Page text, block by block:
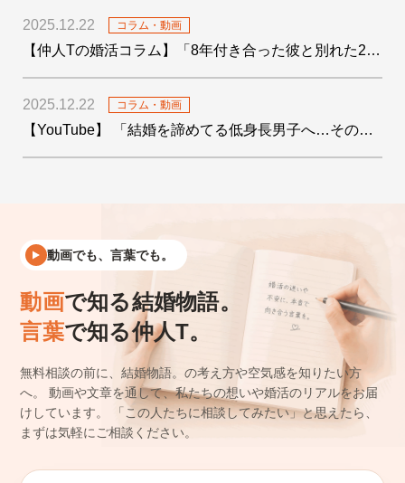
2025.12.22 コラム・動画
【仲人Tの婚活コラム】「8年付き合った彼と別れた29歳女子の婚活」を公開しました
2025.12.22 コラム・動画
【YouTube】 「結婚を諦めてる低身長男子へ…その絶望をデータで希望に変えます！」を公開しました
動画でも、言葉でも。
動画で知る結婚物語。
言葉で知る仲人T。
無料相談の前に、結婚物語。の考え方や空気感を知りたい方
へ。
動画や文章を通して、私たちの想いや婚活のリアルをお届
けしています。
「この人たちに相談してみたい」と思えたら、
まずは気軽にご相談ください。